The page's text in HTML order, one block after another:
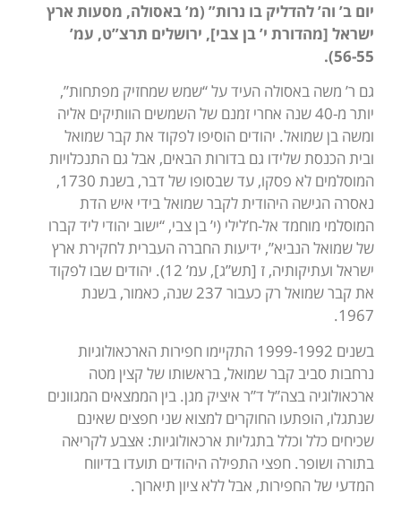
יום ב’ וה’ להדליק בו נרות” (מ’ באסולה, מסעות ארץ
ישראל [מהדורת י’ בן צבי], ירושלים תרצ”ט, עמ’
56-55).
גם ר’ משה באסולה העיד על “שמש שמחזיק מפתחות”,
יותר מ-40 שנה אחרי זמנם של השמשים הוותיקים אליה
ומשה בן שמואל. יהודים הוסיפו לפקוד את קבר שמואל
ובית הכנסת שלידו גם בדורות הבאים, אבל גם התנכלויות
המוסלמים לא פסקו, עד שבסופו של דבר, בשנת 1730,
נאסרה הגישה היהודית לקבר שמואל בידי איש הדת
המוסלמי מוחמד אל-ח’לילי (י’ בן צבי, “ישוב יהודי ליד קברו
של שמואל הנביא”, ידיעות החברה העברית לחקירת ארץ
ישראל ועתיקותיה, ז [תש”ג], עמ’ 12). יהודים שבו לפקוד
את קבר שמואל רק כעבור 237 שנה, כאמור, בשנת
1967.
בשנים 1999-1992 התקיימו חפירות הארכאולוגיות
נרחבות סביב קבר שמואל, בראשותו של קצין מטה
ארכאולוגיה בצה”ל ד”ר איציק מגן. בין הממצאים המגוונים
שנתגלו, הופתעו החוקרים למצוא שני חפצים שאינם
שכיחים כלל וכלל בתגליות ארכאולוגיות: אצבע לקריאה
בתורה ושופר. חפצי התפילה היהודים תועדו בדיווח
המדעי של החפירות, אבל ללא ציון תיארוך.